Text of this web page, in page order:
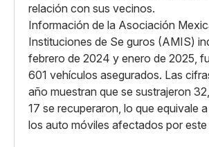
relación con sus vecinos.
Información de la Asociación
Instituciones de Se guros (AMIS)
febrero de 2024 y enero de 2025,
601 vehículos asegurados. Las
año muestran que se sustrajeron
17 se recuperaron, lo que equivale
los auto móviles afectados por este